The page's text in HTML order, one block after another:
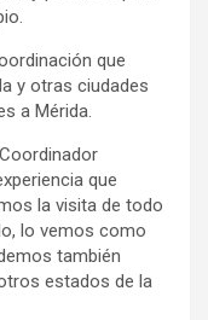
que
y otras ciudades
a Mérida.
que
la visita de todo
lo vemos como
también
estados de la